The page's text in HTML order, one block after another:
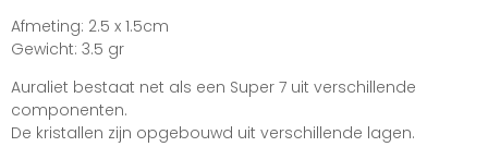
Afmeting: 2.5 x 1.5cm
Gewicht: 3.5 gr
Auraliet bestaat net als een Super 7 uit verschillende
componenten.
De kristallen zijn opgebouwd uit verschillende lagen.